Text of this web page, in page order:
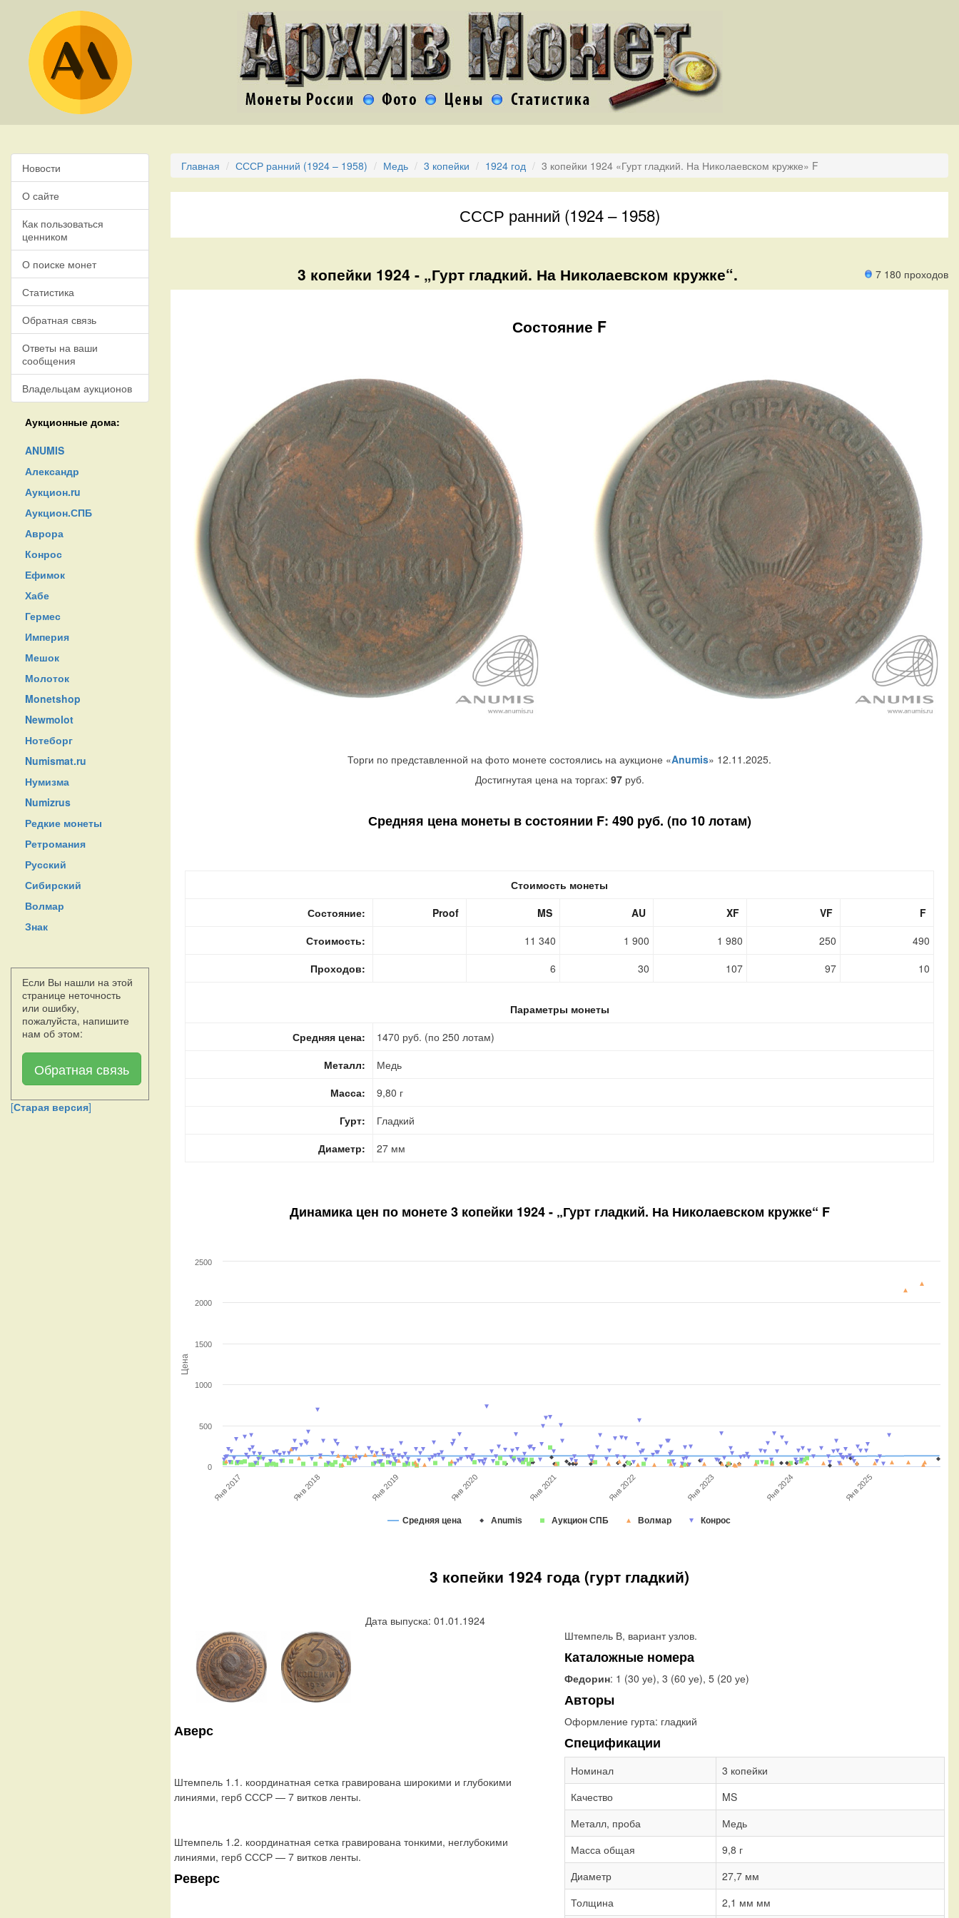
Новости
О сайте
Как пользоваться
ценником
О поиске монет
Статистика
Обратная связь
Ответы на ваши
сообщения
Владельцам аукционов
Аукционные дома:
ANUMIS
Александр
Аукцион.ru
Аукцион.СПБ
Аврора
Конрос
Ефимок
Хабе
Гермес
Империя
Мешок
Молоток
Monetshop
Newmolot
Нотеборг
Numismat.ru
Нумизма
Numizrus
Редкие монеты
Ретромания
Русский
Сибирский
Волмар
Знак
Если Вы нашли на этой
странице неточность
или ошибку,
пожалуйста, напишите
нам об этом:
Обратная связь
[Старая версия]
Главная СССР ранний (1924 – 1958) Медь 3 копейки 1924 год 3 копейки 1924 «Гурт гладкий. На Николаевском кружке» F
СССР ранний (1924 – 1958)
7 180 проходов
3 копейки 1924 - „Гурт гладкий. На Николаевском кружке“.
Состояние F
Торги по представленной на фото монете состоялись на аукционе «Anumis» 12.11.2025.
Достигнутая цена на торгах: 97руб.
Средняя цена монеты в состоянии F: 490 руб. (по 10 лотам)
Стоимость монеты
Состояние:
Proof MS AU XF VF
F
Стоимость:
11 340 1 900 1 980 250
490
Проходов:
6 30 107 97 10
Параметры монеты
Средняя цена:
1470 руб. (по 250 лотам)
Металл:
Медь
Масса:
9,80 г
Гурт:
Гладкий
Диаметр:
27 мм
Динамика цен по монете3 копейки 1924 - „Гурт гладкий. На Николаевском кружке“ F
Цена
Средняя цена Anumis Аукцион СПБ Волмар Конрос
Янв 2017 Янв 2018 Янв 2019 Янв 2020 Янв 2021 Янв 2022 Янв 2023 Янв 2024 Янв 2025
0
500
1000
1500
2000
2500
3 копейки 1924 года (гурт гладкий)
Дата выпуска: 01.01.1924
Аверс
Штемпель 1.1. координатная сетка гравирована широкими и глубокими
линиями, герб СССР — 7 витков ленты.
Штемпель 1.2. координатная сетка гравирована тонкими, неглубокими
линиями, герб СССР — 7 витков ленты.
Реверс
Штемпель В, вариант узлов.
Каталожные номера
Федорин: 1 (30 уе), 3 (60 уе), 5 (20 уе)
Авторы
Оформление гурта: гладкий
Спецификации
Номинал
3 копейки
Качество
MS
Металл, проба
Медь
Масса общая
9,8 г
Диаметр
27,7 мм
Толщина
2,1 мм мм